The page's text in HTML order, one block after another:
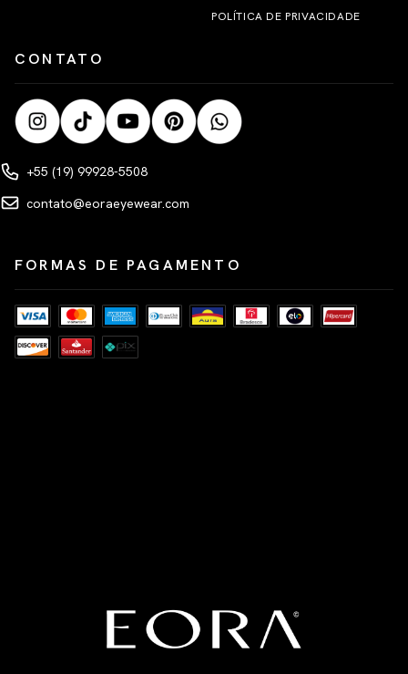
POLÍTICA DE PRIVACIDADE
CONTATO
+55 (19) 99928-5508
contato@eoraeyewear.com
FORMAS DE PAGAMENTO